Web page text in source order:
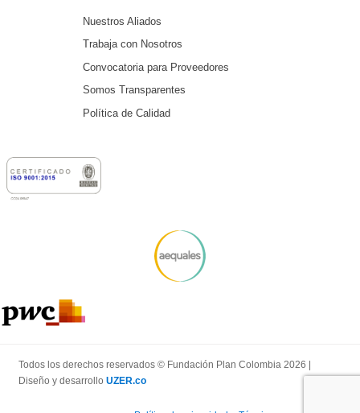
Nuestros Aliados
Trabaja con Nosotros
Convocatoria para Proveedores
Somos Transparentes
Política de Calidad
Todos los derechos reservados © Fundación Plan Colombia 2026 |
Diseño y desarrollo UZER.co